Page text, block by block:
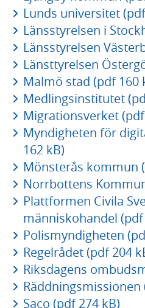
Lunds universitet
Länsstyrelsen i
Länsstyrelsen
Länsttyrelsen
Malmö stad (pdf 160
Medlingsinstitutet
Migrationsverket
Myndigheten för
162 kB)
Mönsterås kommun
Norrbottens
Plattformen Civila
människohandel (pdf
Polismyndigheten
Regelrådet (pdf 204
Riksdagens
Räddningsmissionen
Saco (pdf 274 kB)